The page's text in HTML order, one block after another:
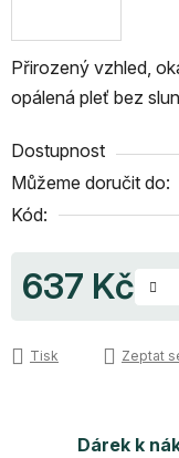
Přirozený vzhled,
opálená pleť bez
Dostupnost
Můžeme doručit do:
Kód:
637 Kč
Tisk Zeptat
Dárek k